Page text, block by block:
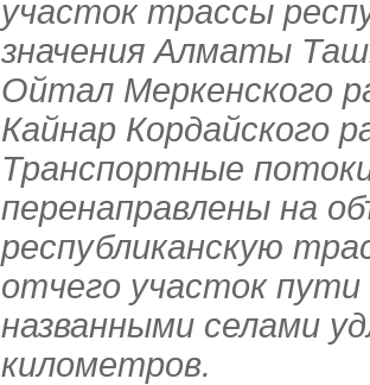
участок трассы
значения Алматы
Ойтал Меркенского
Кайнар Кордайского
Транспортные
перенаправлены на
республиканскую
отчего участок
названными селами
километров.